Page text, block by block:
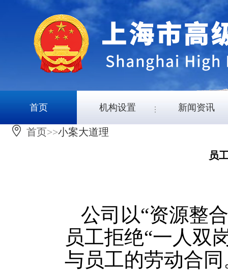
首页 机构设置 新闻资讯
首页>>小案大道理
员
公司以“资源整
员工拒绝“一人双
与员工的劳动合同